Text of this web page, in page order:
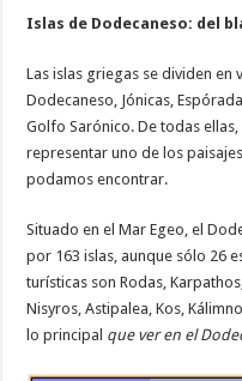
Islas de Dodecaneso: del
Las islas griegas se dividen en
Dodecaneso, Jónicas,
Golfo Sarónico. De todas
representar uno de los
podamos encontrar.
Situado en el Mar Egeo, el
por 163 islas, aunque sólo 26
turísticas son Rodas,
Nisyros, Astipalea, Kos,
lo principal que ver en el